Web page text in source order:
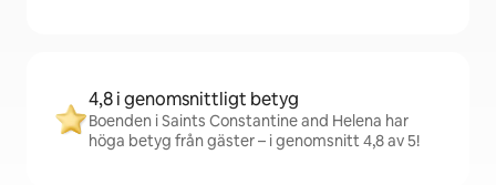
4,8 i genomsnittligt betyg
Boenden i Saints Constantine and Helena har
höga betyg från gäster – i genomsnitt 4,8 av 5!